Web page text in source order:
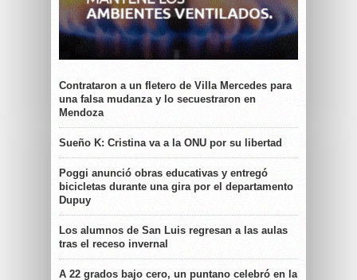
Contrataron a un fletero de Villa Mercedes para
una falsa mudanza y lo secuestraron en
Mendoza
Sueño K: Cristina va a la ONU por su libertad
Poggi anunció obras educativas y entregó
bicicletas durante una gira por el departamento
Dupuy
Los alumnos de San Luis regresan a las aulas
tras el receso invernal
A 22 grados bajo cero, un puntano celebró en la